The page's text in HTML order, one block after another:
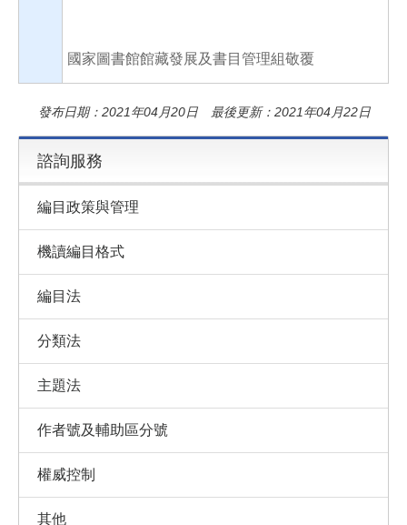
國家圖書館館藏發展及書目管理組敬覆
發布日期：2021年04月20日 最後更新：2021年04月22日
諮詢服務
編目政策與管理
機讀編目格式
編目法
分類法
主題法
作者號及輔助區分號
權威控制
其他